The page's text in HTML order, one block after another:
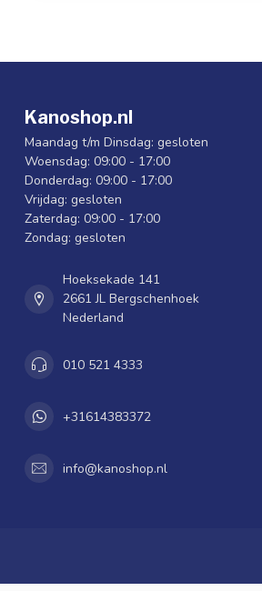
Kanoshop.nl
Maandag t/m Dinsdag: gesloten
Woensdag: 09:00 - 17:00
Donderdag: 09:00 - 17:00
Vrijdag: gesloten
Zaterdag: 09:00 - 17:00
Zondag: gesloten
Hoeksekade 141
2661 JL Bergschenhoek
Nederland
010 521 4333
+31614383372
info@kanoshop.nl